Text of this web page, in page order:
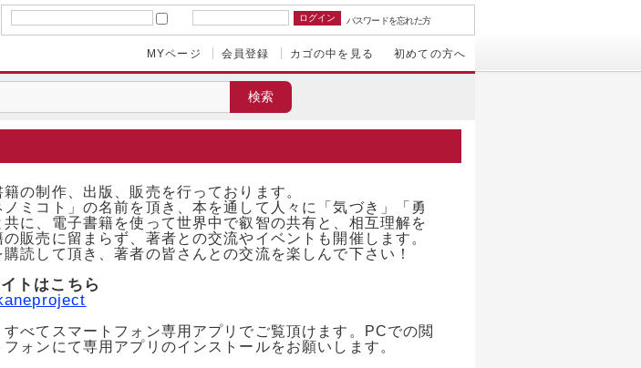
パスワードを忘れた方
MYページ 会員登録 カゴの中を見る 初めての方へ
の制作、出版、販売を行っております。
ミコト」の名前を頂き、本を通して人々に「気づき」「勇
に、電子書籍を使って世界中で叡智の共有と、相互理解を
販売に留まらず、著者との交流やイベントも開催します。
読して頂き、著者の皆さんとの交流を楽しんで下さい！
トはこちら
べてスマートフォン専用アプリでご覧頂けます。PCでの閲
ォンにて専用アプリのインストールをお願いします。